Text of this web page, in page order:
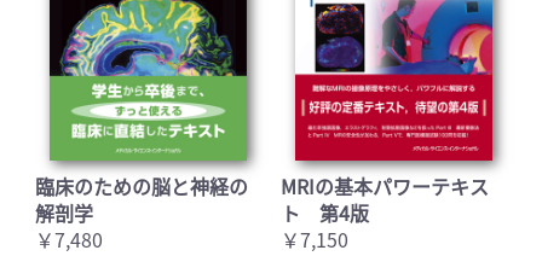
臨床のための脳と神経の
解剖学
￥7,480
MRIの基本パワーテキス
ト 第4版
￥7,150